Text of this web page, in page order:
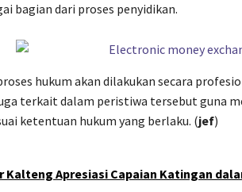
bagian dari proses penyidikan.
hukum akan dilakukan secara
terkait dalam peristiwa tersebut guna
ketentuan hukum yang berlaku. (jef)
Kalteng Apresiasi Capaian Katingan